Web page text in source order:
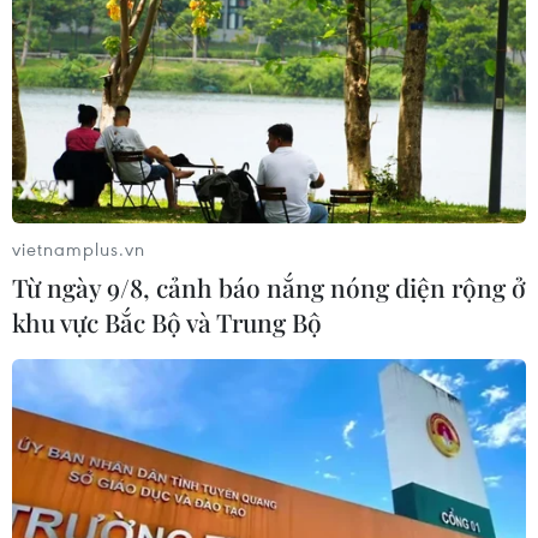
03/08/2026 07:22
Seoul - “Thành phố yêu thích nhất”
của thế hệ MZ 5 năm liên tiếp
02/08/2026 06:00
Xem thêm
CƠ QUAN CHỦ QUẢN: THÔNG TẤN XÃ VIỆT NAM
Tổng Biên tập: TRẦN TIẾN DUẨN
vietnamplus.vn
Từ ngày 9/8, cảnh báo nắng nóng diện rộng ở
khu vực Bắc Bộ và Trung Bộ